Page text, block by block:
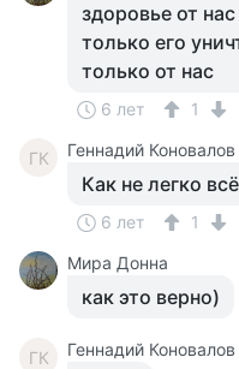
здоровье от
только его
только от нас
6 лет 1
ГК Геннадий Коновалов
Как не легко
6 лет
1
Мира Донна
как это верно)
ГК
Геннадий Коновалов